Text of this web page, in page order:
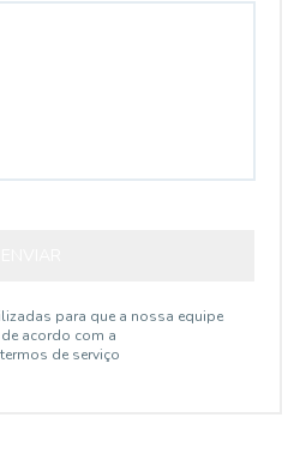
para que a nossa equipe
acordo com a
de serviço